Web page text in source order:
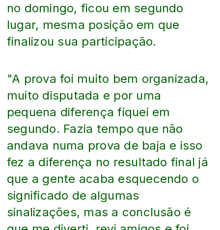
no domingo, ficou em segundo
lugar, mesma posição em que
finalizou sua participação.
"A prova foi muito bem organizada,
muito disputada e por uma
pequena diferença fiquei em
segundo. Fazia tempo que não
andava numa prova de baja e isso
fez a diferença no resultado final já
que a gente acaba esquecendo o
significado de algumas
sinalizações, mas a conclusão é